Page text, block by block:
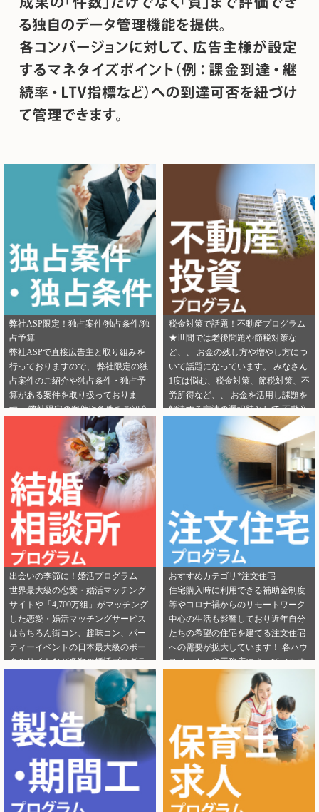
弊社ASP限定！独占案件/独占条件/独
占予算
弊社ASPで直接広告主と取り組みを
行っておりますので、 弊社限定の独
占案件のご紹介や独占条件・独占予
算がある案件を取り扱っておりま
す。 弊社限定の案件や条件をご紹介
できるカテゴリーは下記となりま
す。 ・健康食品 ・美容 ・転職エー
ジェント（IT/エンジニア求人） ・転
職エージェント（一般求人） ・転職
エージェント（工場求人） ・生理管
理ツール ・不動産（売却） ・不動産
（投資） ・不動産（外壁） ・不動産
（注文住宅） ・引越し ・ランドセル
是非この機会に、新規でご登録いた
だくアフィリエイター様は 「お申込
みはこちら」からご登録時のプロフ
ィール欄に 「独占案件・独占条件の
お知らせ」を見たという旨をご入力
ください。 メディパートナーにご登
録いただいている アフィリエイター
様は「お問い合わせはこちら」から
ご連絡ください。
税金対策で話題！不動産プログラム
★世間では老後問題や節税対策な
ど、、 お金の残し方や増やし方につ
いて話題になっています。 みなさん
1度は悩む、税金対策、節税対策、不
労所得など、、 お金を活用し課題を
解決する方法の選択肢として 不動産
投資を選択する人が増えてきていま
す。 サラリーマンからでも始められ
る不動産投資は税金対策として注目
を浴びています。 弊社では独占案件
や好条件でのご案内が可能になりま
す！ 資料請求からオンライン面談な
ど複数相談方法があり訴求がしやす
いカテゴリにもなります。 ぜひご掲
載のご検討をよろしくお願いしま
す！ ★ 新規でご登録いただくアフィ
リエイター様は 「お申込みはこち
ら」からご登録時のプロフィール欄
に 注目のカテゴリを見たという旨を
ご入力ください。 メディパートナー
にご登録いただいている アフィリエ
イター様は「お問い合わせはこち
ら」から ご連絡ください。
出会いの季節に！婚活プログラム
世界最大級の恋愛・婚活マッチング
サイトや「4,700万組」がマッチング
した恋愛・婚活マッチングサービス
はもちろん街コン、趣味コン、パー
ティーイベントの日本最大級のポー
タルサイトなど多数の婚活プログラ
ムを取り扱っております！ 新規でご
登録いただくアフィリエイター様は
「お申込みはこちら」からご登録時
のプロフィール欄に注目のカテゴリ
を見たという旨をご入力ください。
メディパートナーにご登録いただい
ているアフィリエイター様は「お問
い合わせはこちら」からご連絡くだ
さい。
おすすめカテゴリ*注文住宅
住宅購入時に利用できる補助金制度
等やコロナ禍からのリモートワーク
中心の生活も影響しており近年自分
たちの希望の住宅を建てる注文住宅
への需要が拡大しています！ 各ハウ
スメーカーや工務店によってフルオ
ーダー住宅・セミオーダー住宅など
様々な取扱いがありユーザーの好み
をくみ取って家づくりをサポ―トし
てくれます。 新規でご登録いただく
アフィリエイター様は「お申込みは
こちら」からご登録時のプロフィー
ル欄に注目のカテゴリを見たという
旨をご入力ください。 メディパート
ナーにご登録いただいているアフィ
リエイター様は「お問い合わせはこ